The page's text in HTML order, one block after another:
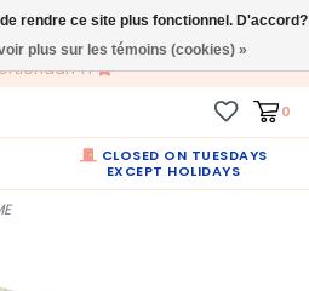
71
0
CLOSED ON TUESDAYS
EXCEPT HOLIDAYS
rendre ce site plus fonctionnel. D'accord?
plus sur les témoins (cookies) »